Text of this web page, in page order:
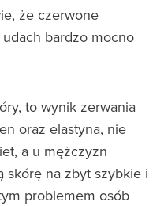
że czerwone
bardzo mocno
to wynik zerwania
oraz elastyna, nie
a u mężczyzn
skórę na zbyt szybkie i
problemem osób